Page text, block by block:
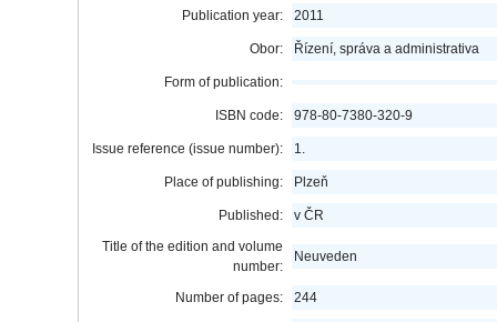
Publication year: 2011
Obor: Řízení, správa a administrativa
Form of publication:
ISBN code: 978-80-7380-320-9
Issue reference (issue number): 1.
Place of publishing: Plzeň
Published:
v ČR
Title of the edition and volume
number:
Neuveden
Number of pages: 244